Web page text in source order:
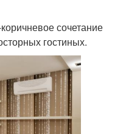
сочетание
гостиных.